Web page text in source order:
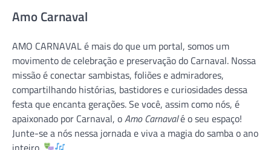
Amo Carnaval
AMO CARNAVAL é mais do que um portal, somos um
movimento de celebração e preservação do Carnaval. Nossa
missão é conectar sambistas, foliões e admiradores,
compartilhando histórias, bastidores e curiosidades dessa
festa que encanta gerações. Se você, assim como nós, é
apaixonado por Carnaval, oAmo Carnavalé o seu espaço!
Junte-se a nós nessa jornada e viva a magia do samba o ano